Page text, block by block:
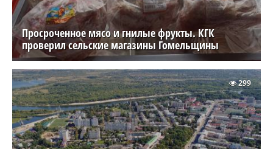
Просроченное мясо и гнилые фрукты. КГК
проверил сельские магазины Гомельщины
299